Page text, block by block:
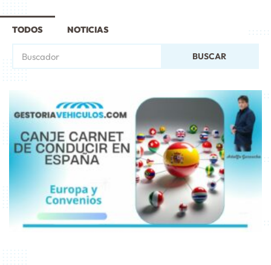
TODOS NOTICIAS
BUSCAR